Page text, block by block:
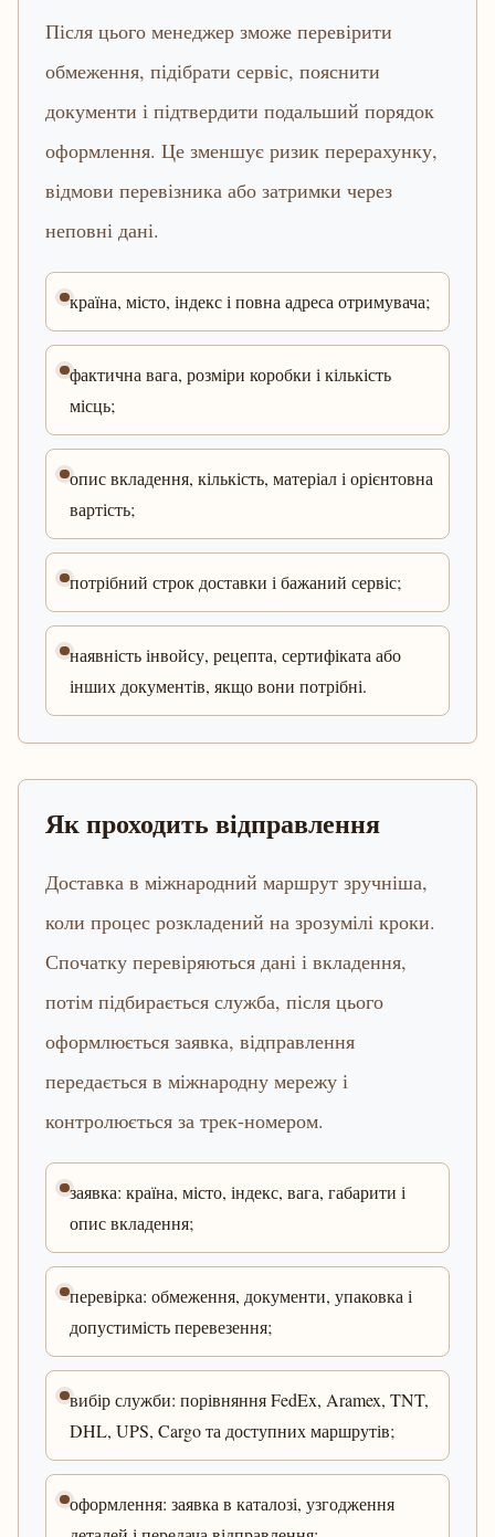
Після цього менеджер зможе перевірити
обмеження, підібрати сервіс, пояснити
документи і підтвердити подальший порядок
оформлення. Це зменшує ризик перерахунку,
відмови перевізника або затримки через
неповні дані.
країна, місто, індекс і повна адреса отримувача;
фактична вага, розміри коробки і кількість
місць;
опис вкладення, кількість, матеріал і орієнтовна
вартість;
потрібний строк доставки і бажаний сервіс;
наявність інвойсу, рецепта, сертифіката або
інших документів, якщо вони потрібні.
Як проходить відправлення
Доставка в міжнародний маршрут зручніша,
коли процес розкладений на зрозумілі кроки.
Спочатку перевіряються дані і вкладення,
потім підбирається служба, після цього
оформлюється заявка, відправлення
передається в міжнародну мережу і
контролюється за трек-номером.
заявка: країна, місто, індекс, вага, габарити і
опис вкладення;
перевірка: обмеження, документи, упаковка і
допустимість перевезення;
вибір служби: порівняння FedEx, Aramex, TNT,
DHL, UPS, Cargo та доступних маршрутів;
оформлення: заявка в каталозі, узгодження